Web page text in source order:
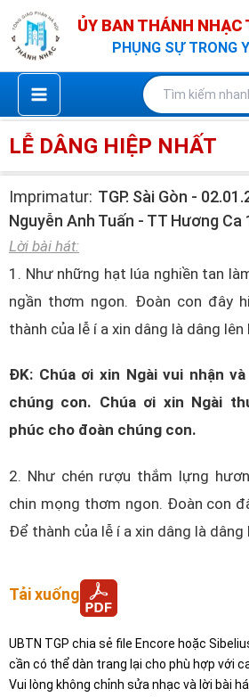
Nhảy
tới
nội
dung
ỦY BAN THÁNH NHẠC
PHỤNG SỰ TRONG
LỄ DÂNG HIỆP NHẤT
Imprimatur: TGP. Sài Gòn -
Nguyễn Anh Tuấn - TT Hương Ca
Lời bài hát:
1. Như những hạt lúa nghiền tan
ngần thơm ngon. Đoàn con đây
thành của lễ í a xin dâng là dâng lên
ĐK: Chúa ơi xin Ngài vui nhận
chúng con. Chúa ơi xin Ngài
phúc cho đoàn chúng con.
2. Như chén rượu thắm lựng
chin mọng thơm ngon. Đoàn con
Để thành của lễ í a xin dâng là dâng
Tải xuống
UBTN TGP chia sẻ file Encore hoặc
cần có thể dàn trang lại cho phù hợp với
Vui lòng không chỉnh sửa nhạc và lời bài